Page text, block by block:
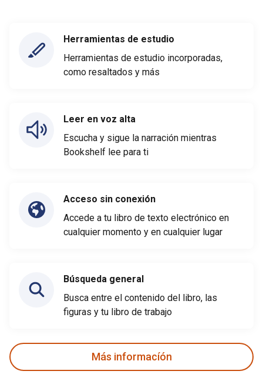
Herramientas de estudio
Herramientas de estudio incorporadas,
como resaltados y más
Leer en voz alta
Escucha y sigue la narración mientras
Bookshelf lee para ti
Acceso sin conexión
Accede a tu libro de texto electrónico en
cualquier momento y en cualquier lugar
Búsqueda general
Busca entre el contenido del libro, las
figuras y tu libro de trabajo
Más informacíón